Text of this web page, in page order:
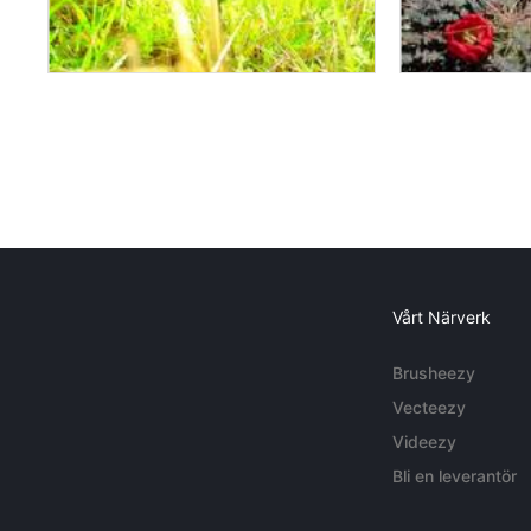
Vårt Närverk
Brusheezy
Vecteezy
Videezy
Bli en leverantör